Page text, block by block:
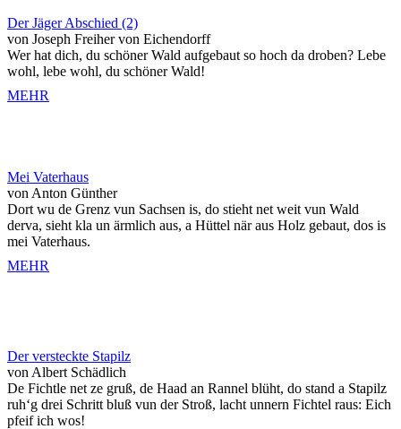
Der Jäger Abschied (2)
von Joseph Freiher von Eichendorff
Wer hat dich, du schöner Wald aufgebaut so hoch da droben? Lebe
wohl, lebe wohl, du schöner Wald!
MEHR
Mei Vaterhaus
von Anton Günther
Dort wu de Grenz vun Sachsen is, do stieht net weit vun Wald
derva, sieht kla un ärmlich aus, a Hüttel när aus Holz gebaut, dos is
mei Vaterhaus.
MEHR
Der versteckte Stapilz
von Albert Schädlich
De Fichtle net ze gruß, de Haad an Rannel blüht, do stand a Stapilz
ruh‘g drei Schritt bluß vun der Stroß, lacht unnern Fichtel raus: Eich
pfeif ich wos!